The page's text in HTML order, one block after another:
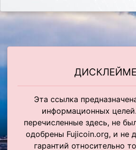
Эта ссылка
информационных
перечисленные здесь, не
одобрены Fujicoin.org, и не
гарантий относительно